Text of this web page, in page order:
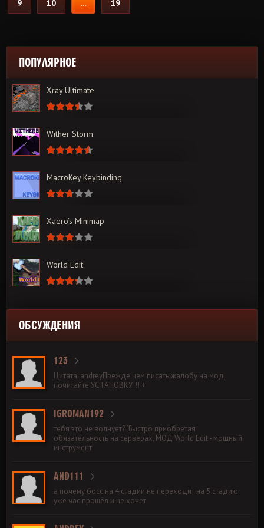
9 10 ... 19
ПОПУЛЯРНОЕ
Xray Ultimate
Wither Storm
MacroKey Keybinding
Xaero’s Minimap
World Edit
ОБСУЖДЕНИЯ
123
Цитата: andreyПрежде чем писать жалобу на мод,
почитайте УСТАНОВКУ!!! +
IGROMAN192
тебя это не волнует? "Быстро приобретая
обязательность на серверах, МОД World Edit - мощный
инструмент
AND111
а почему босс на 4 стадии не переходит на 5 стадию
уже час прошёл и не хочет